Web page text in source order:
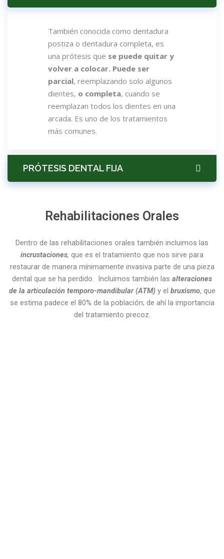
También conocida como dentadura
postiza o dentadura completa, es
una prótesis que se puede quitar y
volver a colocar. Puede ser
parcial, reemplazando solo algunos
dientes, o completa, cuando se
reemplazan todos los dientes en una
arcada. Es uno de los tratamientos
más comunes.
PRÓTESIS DENTAL FIJA
Rehabilitaciones Orales
Dentro de las rehabilitaciones orales también incluimos las
incrustaciones, que es el tratamiento que nos sirve para
restaurar de manera mínimamente invasiva parte de una pieza
dental que se ha perdido.
Incluimos también las alteraciones
de la articulación temporo-mandibular (ATM) y el bruxismo, que
se estima padece el 80% de la población; de ahí la importancia
del tratamiento precoz.